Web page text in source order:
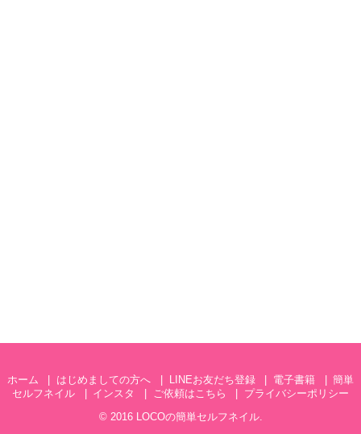
ホーム はじめましての方へ LINEお友だち登録 電子書籍
簡単
セルフネイル
インスタ ご依頼はこちら
プライバシーポリシー
© 2016 LOCOの簡単セルフネイル.